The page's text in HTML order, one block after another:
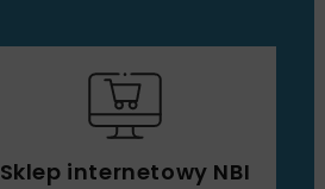
Sklep internetowy NBI